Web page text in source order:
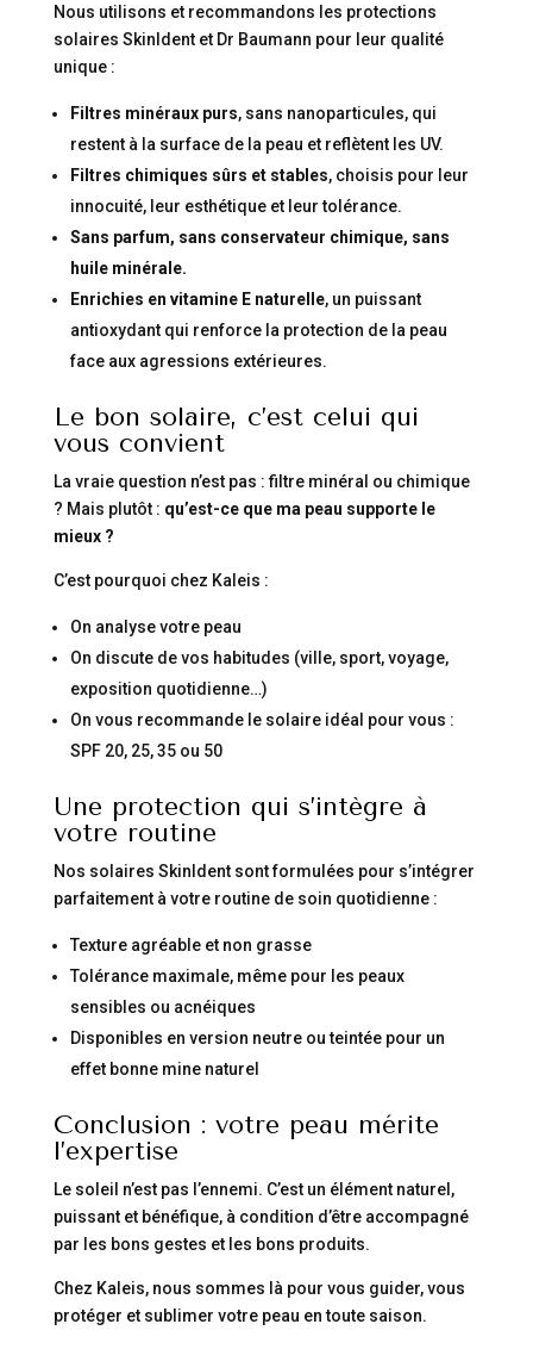
Nous utilisons et recommandons les protections
solaires SkinIdent et Dr Baumann pour leur qualité
unique :
Filtres minéraux purs, sans nanoparticules, qui
restent à la surface de la peau et reflètent les UV.
Filtres chimiques sûrs et stables, choisis pour leur
innocuité, leur esthétique et leur tolérance.
Sans parfum, sans conservateur chimique, sans
huile minérale.
Enrichies en vitamine E naturelle, un puissant
antioxydant qui renforce la protection de la peau
face aux agressions extérieures.
Le bon solaire, c’est celui qui
vous convient
La vraie question n’est pas : filtre minéral ou chimique
? Mais plutôt : qu’est-ce que ma peau supporte le
mieux ?
C’est pourquoi chez Kaleis :
On analyse votre peau
On discute de vos habitudes (ville, sport, voyage,
exposition quotidienne…)
On vous recommande le solaire idéal pour vous :
SPF 20, 25, 35 ou 50
Une protection qui s’intègre à
votre routine
Nos solaires SkinIdent sont formulées pour s’intégrer
parfaitement à votre routine de soin quotidienne :
Texture agréable et non grasse
Tolérance maximale, même pour les peaux
sensibles ou acnéiques
Disponibles en version neutre ou teintée pour un
effet bonne mine naturel
Conclusion : votre peau mérite
l’expertise
Le soleil n’est pas l’ennemi. C’est un élément naturel,
puissant et bénéfique, à condition d’être accompagné
par les bons gestes et les bons produits.
Chez Kaleis, nous sommes là pour vous guider, vous
protéger et sublimer votre peau en toute saison.